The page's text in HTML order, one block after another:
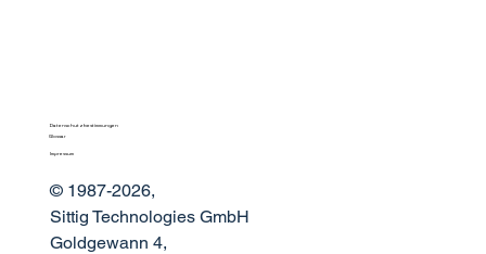
Datenschutzbestimmungen
Glossar
Impressum
© 1987-2026,
Sittig Technologies GmbH
Goldgewann 4,